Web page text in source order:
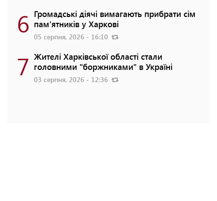
6 Громадські діячі вимагають прибрати сім
пам'ятників у Харкові
05 серпня, 2026 - 16:10
7 Жителі Харківської області стали
головними "боржниками" в Україні
03 серпня, 2026 - 12:36